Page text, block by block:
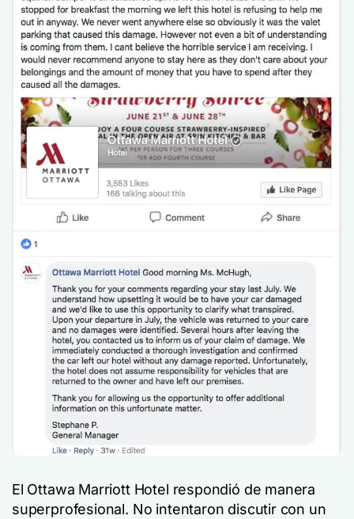
El Ottawa Marriott Hotel respondió de manera
superprofesional. No intentaron discutir con un